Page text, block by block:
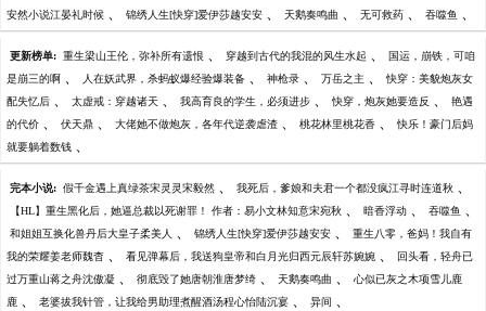
安然小说江晏礼时候 、 锦绣人生[快穿]爱伊莎越安安 、 天鹅奏鸣曲 、 无可救药 、 吞噬鱼 、
更新榜单: 重生梁山王伦，弥补所有遗恨 、 穿越到古代的我混的风生水起 、 国运，崩铁，可咱
是崩三的啊 、 人在妖武界，杀蚂蚁爆经验爆装备 、 神枪录 、 万岳之主 、 快穿：美貌炮灰女
配失忆后 、 太虚戒：穿越诸天 、 我高育良的学生，必须进步 、 快穿，炮灰她要造反 、 艳遇
的代价 、 伏天鼎 、 大佬她不做炮灰，各年代逆袭虐渣 、 桃花林里桃花香 、 快乐！豪门后妈
就要躺着数钱 、
完本小说: 假千金遇上真绿茶宋灵灵宋毅然 、 我死后，爹娘和夫君一个都没疯江寻时连道秋 、
【HL】重生黑化后，她逼总裁以死谢罪！ 作者：易小文林知意宋宛秋 、 暗香浮动 、 吞噬鱼 、
和姐姐互换化兽丹后大皇子柔美人 、 锦绣人生[快穿]爱伊莎越安安 、 重生八零，爸妈！我自有
我的荣耀姜老师魏杳 、 看见弹幕后，我送狗皇帝和白月光归西元辰轩苏婉婉 、 回头看，轻舟已
过万重山蒋之舟沈傲凝 、 彻底毁了她唐朝淮唐梦绮 、 天鹅奏鸣曲 、 心似已灰之木项雪儿鹿
鹿 、 老婆拔我针管，让我给男助理煮醒酒汤程心怡陆沉宴 、 异间 、